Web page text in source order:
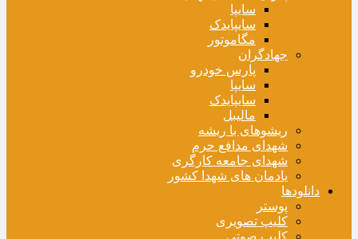
سایپا
سایپایدک
مگاموتور
جهادگران
پارس خودرو
سایپا
سایپایدک
مالیبل
ریشوهای با ریشه
شهدای مدافع حرم
شهدای جامعه کارگری
یادمان های شهدا کشور
دانلودها
پوستر
کلیپ تصویری
کلیپ صوتی